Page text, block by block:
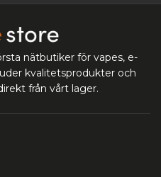
nätbutiker för vapes, e-
kvalitetsprodukter och
från vårt lager.